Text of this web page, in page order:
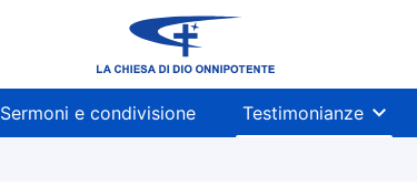
Sermoni e condivisione Testimonianze